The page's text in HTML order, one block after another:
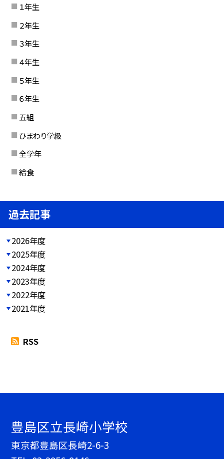
１年生
２年生
３年生
４年生
５年生
６年生
五組
ひまわり学級
全学年
給食
過去記事
2026年度
2025年度
2024年度
2023年度
2022年度
2021年度
RSS
豊島区立長崎小学校
東京都豊島区長崎2-6-3